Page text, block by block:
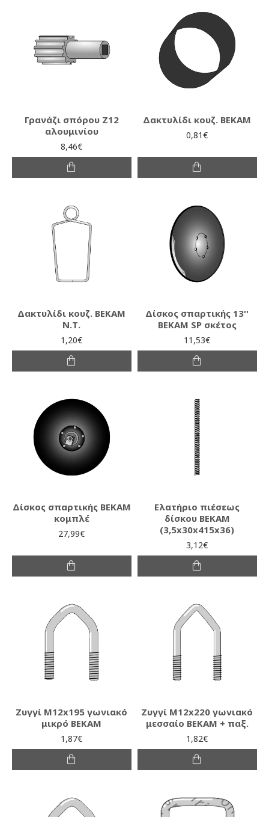
Γρανάζι σπόρου Ζ12
αλουμινίου
8,46€
Δακτυλίδι κουζ. ΒΕΚΑΜ
0,81€
Δακτυλίδι κουζ. ΒΕΚΑΜ
Ν.Τ.
1,20€
Δίσκος σπαρτικής 13''
ΒΕΚΑΜ SP σκέτος
11,53€
Δίσκος σπαρτικής ΒΕΚΑΜ
κομπλέ
27,99€
Ελατήριο πιέσεως
δίσκου ΒΕΚΑΜ
(3,5x30x415x36)
3,12€
Ζυγγί Μ12x195 γωνιακό
μικρό ΒΕΚΑΜ
1,87€
Ζυγγί Μ12x220 γωνιακό
μεσσαίο ΒΕΚΑΜ + παξ.
1,82€